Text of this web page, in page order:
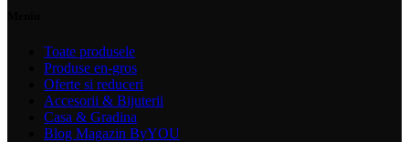
Toate produsele
Produse en-gros
Oferte si reduceri
Accesorii & Bijuterii
Casa & Gradina
Blog Magazin ByYOU